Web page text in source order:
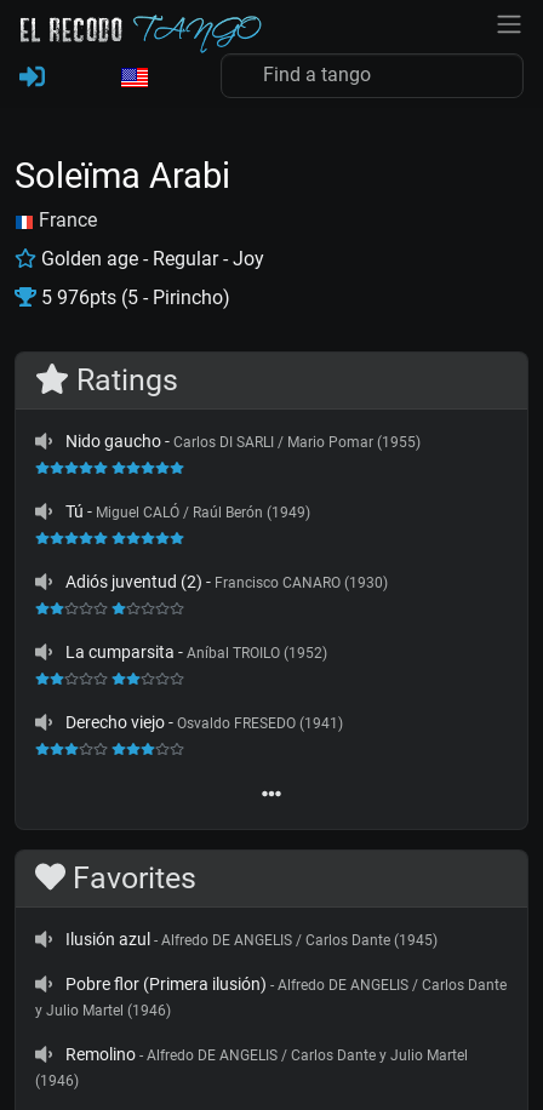
Soleïma Arabi
France
Golden age - Regular - Joy
5 976pts (5 - Pirincho)
Ratings
Nido gaucho- Carlos DI SARLI / Mario Pomar (1955)
Tú - Miguel CALÓ / Raúl Berón (1949)
Adiós juventud (2) - Francisco CANARO (1930)
La cumparsita - Aníbal TROILO (1952)
Derecho viejo- Osvaldo FRESEDO (1941)
Favorites
Ilusión azul - Alfredo DE ANGELIS / Carlos Dante (1945)
Pobre flor (Primera ilusión) - Alfredo DE ANGELIS / Carlos Dante
y Julio Martel (1946)
Remolino - Alfredo DE ANGELIS / Carlos Dante y Julio Martel
(1946)